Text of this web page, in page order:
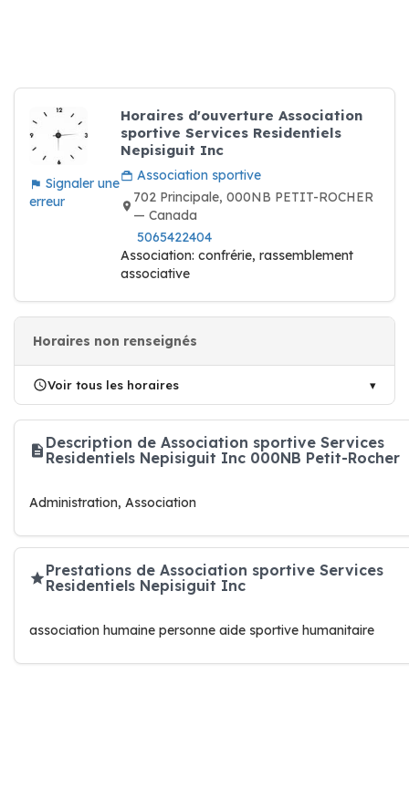
Signaler une
erreur
Horaires d'ouverture Association
sportive Services Residentiels
Nepisiguit Inc
Association sportive
702 Principale, 000NB PETIT-ROCHER
— Canada
5065422404
Association: confrérie, rassemblement
associative
Horaires non renseignés
Voir tous les horaires
Description de Association sportive Services
Residentiels Nepisiguit Inc 000NB Petit-Rocher
Administration, Association
Prestations de Association sportive Services
Residentiels Nepisiguit Inc
association humaine personne aide sportive humanitaire